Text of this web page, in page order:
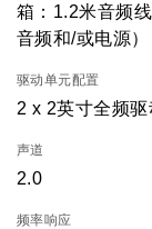
箱：1.2米音频
音频和/或电源
驱动单元配置
2 x 2英寸全频驱
声道
2.0
频率响应